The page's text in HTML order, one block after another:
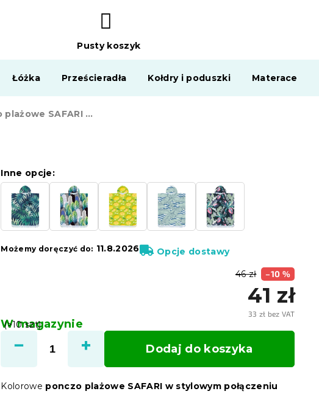
KOSZYK
Pusty koszyk
Łóżka Prześcieradła Kołdry i poduszki Materace
Ponczo plażowe SAFARI kolorowe 80x145 cm
46 zł –10 %
41 zł
33 zł bez VAT
W magazynie
(>10 szt)
Inne opcje:
Możemy doręczyć do: 11.8.2026 Opcje dostawy
Dodaj do koszyka
Kolorowe ponczo plażowe SAFARI w stylowym połączeniu